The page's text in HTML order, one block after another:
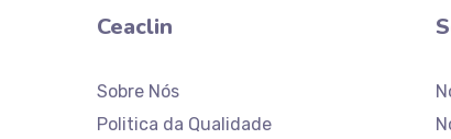
Ceaclin
Sobre Nós
Politica da Qualidade